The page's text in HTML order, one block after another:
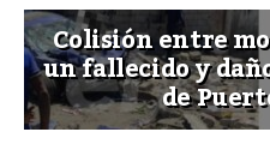
Colisión entre
un fallecido y
de